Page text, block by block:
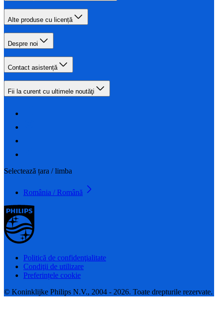
Alte produse cu licență
Despre noi
Contact asistență
Fii la curent cu ultimele noutăţi
Selectează țara / limba
România / Română
Politică de confidenţialitate
Condiţii de utilizare
Preferințele cookie
© Koninklijke Philips N.V., 2004 - 2026. Toate drepturile rezervate.